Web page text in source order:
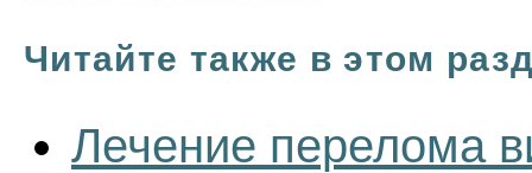
Читайте также в этом
Лечение перелома